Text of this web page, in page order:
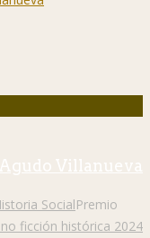
Villanueva
SocialPremio
ficción histórica 2024